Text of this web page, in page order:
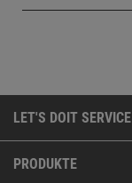
LET'S DOIT SERVICE
PRODUKTE